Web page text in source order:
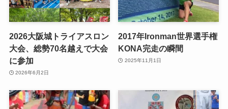
2026大阪城トライアスロン
大会、総勢70名越えで大会
に参加
2026年6月2日
2017年Ironman世界選手権
KONA完走の瞬間
2025年11月1日